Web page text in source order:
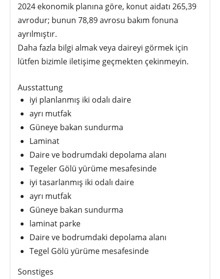
2024 ekonomik planına göre, konut aidatı 265,39
avrodur; bunun 78,89 avrosu bakım fonuna
ayrılmıştır.
Daha fazla bilgi almak veya daireyi görmek için
lütfen bizimle iletişime geçmekten çekinmeyin.
Ausstattung
iyi planlanmış iki odalı daire
ayrı mutfak
Güneye bakan sundurma
Laminat
Daire ve bodrumdaki depolama alanı
Tegeler Gölü yürüme mesafesinde
iyi tasarlanmış iki odalı daire
ayrı mutfak
Güneye bakan sundurma
laminat parke
Daire ve bodrumdaki depolama alanı
Tegel Gölü yürüme mesafesinde
Sonstiges